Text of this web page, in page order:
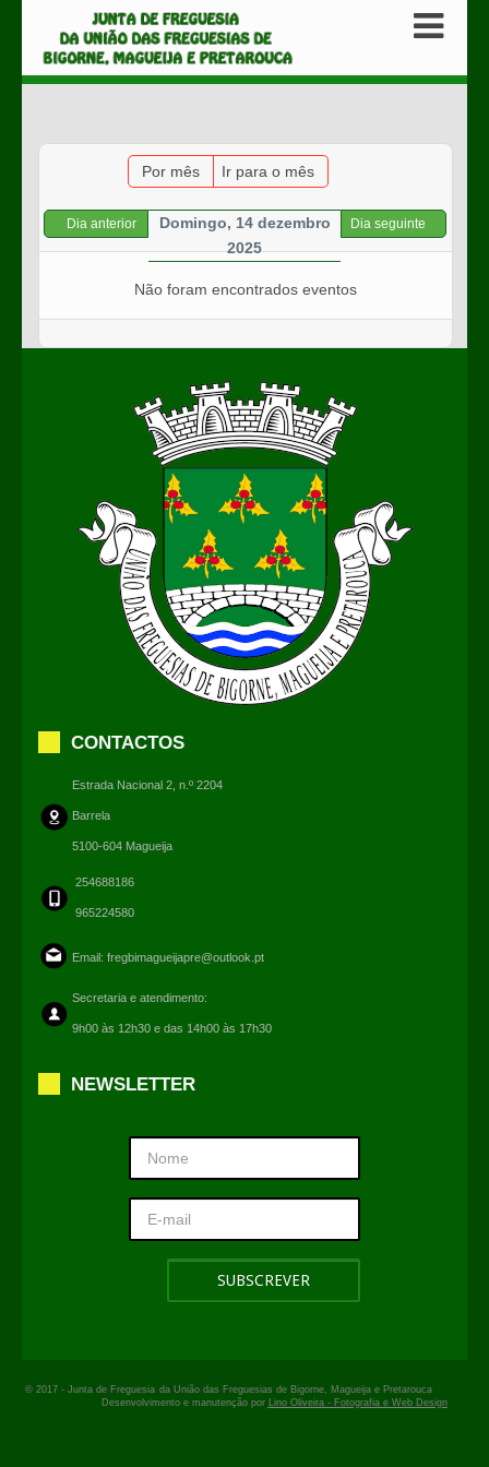
Por mês Ir para o mês
Dia anterior
Domingo, 14 dezembro
2025
Dia seguinte
Não foram encontrados eventos
CONTACTOS
Estrada Nacional 2, n.º 2204
Barrela
5100-604 Magueija
254688186
965224580
Email: fregbimagueijapre@outlook.pt
Secretaria e atendimento:
9h00 às 12h30 e das 14h00 às 17h30
NEWSLETTER
© 2017 - Junta de Freguesia da União das Freguesias de Bigorne, Magueija e Pretarouca
Desenvolvimento e manutenção por
Lino Oliveira - Fotografia e Web Design